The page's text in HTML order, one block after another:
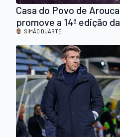
Casa do Povo de Arouca
promove a 14ª edição da
Feira do Fumeiro
SIMÃO DUARTE